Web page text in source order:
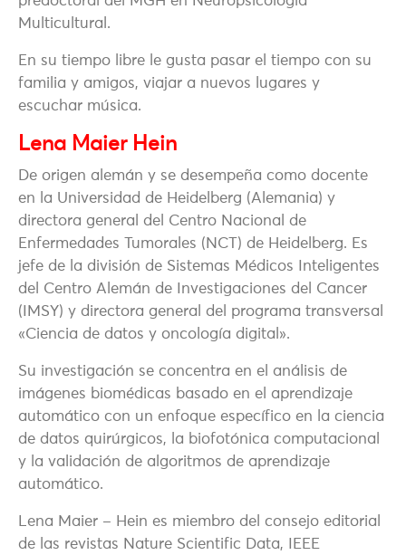
Multicultural.
En su tiempo libre le gusta pasar el tiempo con su
familia y amigos, viajar a nuevos lugares y
escuchar música.
Lena Maier Hein
De origen alemán y se desempeña como docente
en la Universidad de Heidelberg (Alemania) y
directora general del Centro Nacional de
Enfermedades Tumorales (NCT) de Heidelberg. Es
jefe de la división de Sistemas Médicos Inteligentes
del Centro Alemán de Investigaciones del Cancer
(IMSY) y directora general del programa transversal
«Ciencia de datos y oncología digital».
Su investigación se concentra en el análisis de
imágenes biomédicas basado en el aprendizaje
automático con un enfoque específico en la ciencia
de datos quirúrgicos, la biofotónica computacional
y la validación de algoritmos de aprendizaje
automático.
Lena Maier – Hein es miembro del consejo editorial
de las revistas Nature Scientific Data, IEEE